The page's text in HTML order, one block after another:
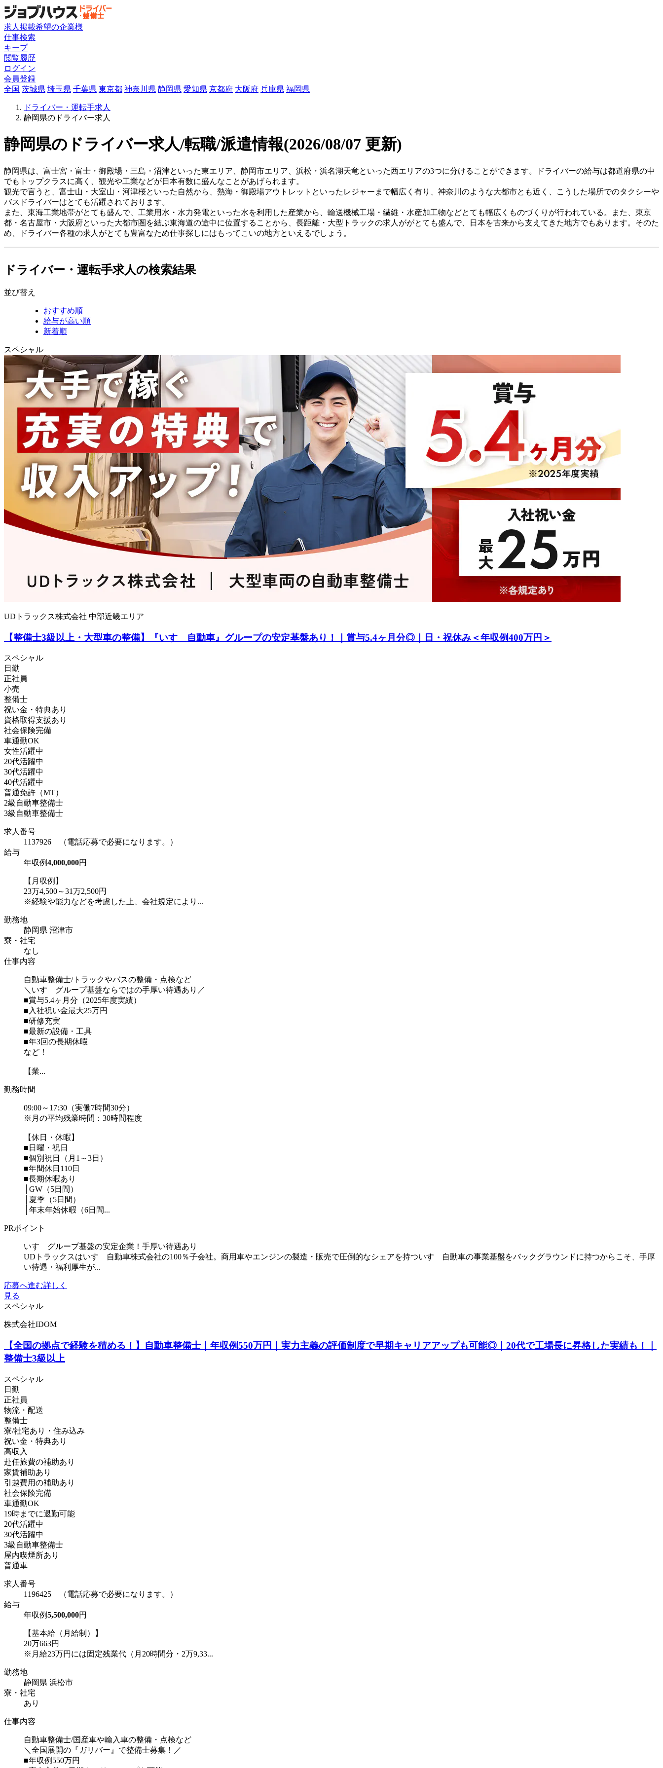
求人掲載希望の企業様
仕事検索
キープ
閲覧履歴
ログイン
会員登録
全国 茨城県 埼玉県 千葉県 東京都 神奈川県 静岡県 愛知県 京都府 大阪府 兵庫県 福岡県
ドライバー・運転手求人
静岡県のドライバー求人
静岡県のドライバー求人/転職/派遣情報(2026/08/07 更新)
静岡県は、富士宮・富士・御殿場・三島・沼津といった東エリア、静岡市エリア、浜松・浜名湖天竜といった西エリアの3つに分けることができます。ドライバーの給与は都道府県の中
でもトップクラスに高く、観光や工業などが日本有数に盛んなことがあげられます。
観光で言うと、富士山・大室山・河津桜といった自然から、熱海・御殿場アウトレットといったレジャーまで幅広く有り、神奈川のような大都市とも近く、こうした場所でのタクシーや
バスドライバーはとても活躍されております。
また、東海工業地帯がとても盛んで、工業用水・水力発電といった水を利用した産業から、輸送機械工場・繊維・水産加工物などとても幅広くものづくりが行われている。また、東京
都・名古屋市・大阪府といった大都市圏を結ぶ東海道の途中に位置することから、長距離・大型トラックの求人ががとても盛んで、日本を古来から支えてきた地方でもあります。そのた
め、ドライバー各種の求人がとても豊富なため仕事探しにはもってこいの地方といえるでしょう。
ドライバー・運転手求人の検索結果
並び替え
おすすめ順
給与が高い順
新着順
スペシャル
UDトラックス株式会社 中部近畿エリア
【整備士3級以上・大型車の整備】『いすゞ自動車』グループの安定基盤あり！｜賞与5.4ヶ月分◎｜日・祝休み＜年収例400万円＞
スペシャル
日勤
正社員
小売
整備士
祝い金・特典あり
資格取得支援あり
社会保険完備
車通勤OK
女性活躍中
20代活躍中
30代活躍中
40代活躍中
普通免許（MT）
2級自動車整備士
3級自動車整備士
求人番号
1137926 （電話応募で必要になります。）
給与
年収例4,000,000円
【月収例】
23万4,500～31万2,500円
※経験や能力などを考慮した上、会社規定により...
勤務地
静岡県 沼津市
寮・社宅
なし
仕事内容
自動車整備士/トラックやバスの整備・点検など
＼いすゞグループ基盤ならではの手厚い待遇あり／
■賞与5.4ヶ月分（2025年度実績）
■入社祝い金最大25万円
■研修充実
■最新の設備・工具
■年3回の長期休暇
など！
【業...
勤務時間
09:00～17:30（実働7時間30分）
※月の平均残業時間：30時間程度
【休日・休暇】
■日曜・祝日
■個別祝日（月1～3日）
■年間休日110日
■長期休暇あり
│GW（5日間）
│夏季（5日間）
│年末年始休暇（6日間...
PRポイント
いすゞグループ基盤の安定企業！手厚い待遇あり
UDトラックスはいすゞ自動車株式会社の100％子会社。商用車やエンジンの製造・販売で圧倒的なシェアを持ついすゞ自動車の事業基盤をバックグラウンドに持つからこそ、手厚
い待遇・福利厚生が...
応募へ進む詳しく
見る
スペシャル
株式会社IDOM
【全国の拠点で経験を積める！】自動車整備士｜年収例550万円｜実力主義の評価制度で早期キャリアアップも可能◎｜20代で工場長に昇格した実績も！｜
整備士3級以上
スペシャル
日勤
正社員
物流・配送
整備士
寮/社宅あり・住み込み
祝い金・特典あり
高収入
赴任旅費の補助あり
家賃補助あり
引越費用の補助あり
社会保険完備
車通勤OK
19時までに退勤可能
20代活躍中
30代活躍中
3級自動車整備士
屋内喫煙所あり
普通車
求人番号
1196425 （電話応募で必要になります。）
給与
年収例5,500,000円
【基本給（月給制）】
20万663円
※月給23万円には固定残業代（月20時間分・2万9,33...
勤務地
静岡県 浜松市
寮・社宅
あり
仕事内容
自動車整備士/国産車や輸入車の整備・点検など
＼全国展開の『ガリバー』で整備士募集！／
■年収例550万円